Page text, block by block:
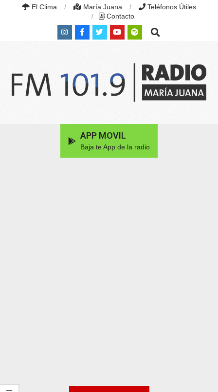
El Clima María Juana
Teléfonos Útiles
Contacto
Search
APP MOVIL
Baja te App de la radio